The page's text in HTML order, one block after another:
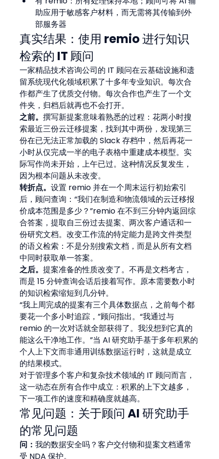
助应用于敏感客户材料，而无需将其传输到外
部服务器
真实结果：使用 remio 进行知识
检索的 IT 顾问
一家精品技术咨询公司的 IT 顾问在云基础设施和遗
留系统现代化领域积累了十多年专业知识。每次合
作都产生了优质交付物。每次合作也产生了一个文
件夹，归档后就再也不会打开。
之前。撰写新提案意味着熟悉的过程：花两小时搜
索最近三份云迁移提案，找到其中两份，发现第三
份在已无法正常加载的 Slack 存档中，然后再花一
小时从仅完成一半的电子表格中重建成本模型。实
际写作尚未开始，上午已过。这种情况反复发生，
因为根本问题从未改变。
转折点。设置 remio 并在一个周末运行初始索引
后，顾问查询：“我们在制造和物流领域的云迁移报
价成本范围是多少？”remio 在不到三分钟内返回综
合答案，提取自三份过去提案、两次客户通话和一
份研究文档。改变工作流的特定能力是跨文件类型
的语义检索：不是分别搜索文档，而是从所有文档
中同时获取单一答案。
之后。提案准备的性质改变了。不再是文档考古，
而是 15 分钟查询会话后接着写作。原本需要数小时
的知识检索缩短到几分钟。
“我上周完成的提案有三个具体数据点，之前每个都
要花一个多小时追踪，”顾问指出。“我通过与
remio 的一次对话就全部获得了。我没想到它真的
能这么干净地工作。”当 AI 研究助手基于多年积累的
个人上下文而非通用训练数据运行时，这就是成立
的结果模式。
对于管理多个客户和复杂技术领域的 IT 顾问而言，
这一动态在所有合作中成立：积累的上下文越多，
下一项工作的速度和精确度就越高。
常见问题：关于顾问 AI 研究助手
的常见问题
问：我的数据安全吗？客户交付物和提案文档通常
受 NDA 保护。